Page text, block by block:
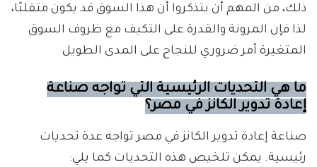
ذلك، من المهم أن يتذكروا أن هذا السوق قد يكون متقلبًا،
لذا فإن المرونة والقدرة على التكيف مع ظروف السوق
المتغيرة أمر ضروري للنجاح على المدى الطويل
ما هي التحديات الرئيسية التي تواجه صناعة
إعادة تدوير الكانز في مصر؟
صناعة إعادة تدوير الكانز في مصر تواجه عدة تحديات
رئيسية. يمكن تلخيص هذه التحديات كما يلي: